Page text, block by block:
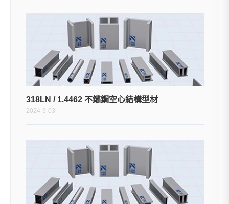
318LN / 1.4462 不鏽鋼空心結構型材
2024-9-03